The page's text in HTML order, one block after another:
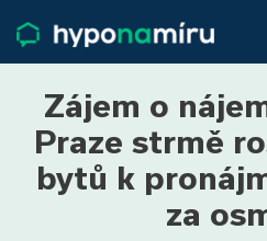
Životní pojištění
Pojištění nemovitosti
Články
O nás
800 688 388
9−16 hod.
Zájem o
Praze strmě
bytů k
za